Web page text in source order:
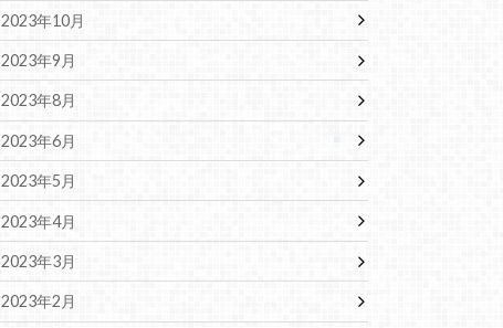
2023年10月
2023年9月
2023年8月
2023年6月
2023年5月
2023年4月
2023年3月
2023年2月